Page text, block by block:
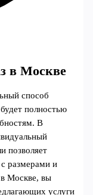
в Москве
способ
полностью
В
позволяет
размерами и
Москве, вы
услуги